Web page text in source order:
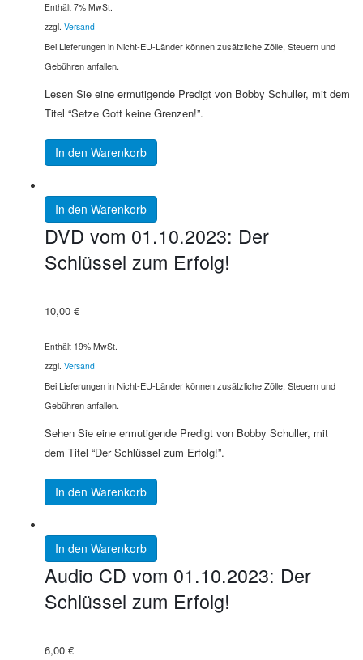
Enthält 7% MwSt.
zzgl. Versand
Bei Lieferungen in Nicht-EU-Länder können zusätzliche Zölle, Steuern und
Gebühren anfallen.
Lesen Sie eine ermutigende Predigt von Bobby Schuller, mit dem
Titel “Setze Gott keine Grenzen!”.
In den Warenkorb
In den Warenkorb
DVD vom 01.10.2023: Der
Schlüssel zum Erfolg!
10,00 €
Enthält 19% MwSt.
zzgl. Versand
Bei Lieferungen in Nicht-EU-Länder können zusätzliche Zölle, Steuern und
Gebühren anfallen.
Sehen Sie eine ermutigende Predigt von Bobby Schuller, mit
dem Titel “Der Schlüssel zum Erfolg!”.
In den Warenkorb
In den Warenkorb
Audio CD vom 01.10.2023: Der
Schlüssel zum Erfolg!
6,00 €